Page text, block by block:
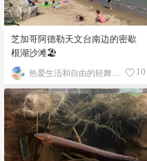
芝加哥阿德勒天文台南边的密歇
根湖沙滩🏖️
10